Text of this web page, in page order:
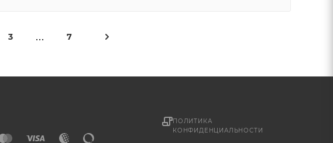
3 7
ПОЛИТИКА
КОНФИДЕНЦИАЛЬНОСТИ